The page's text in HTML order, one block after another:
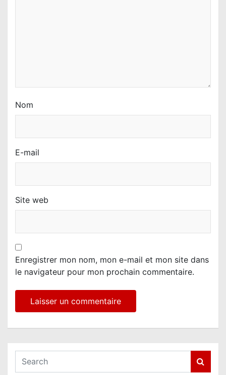
Nom
E-mail
Site web
Enregistrer mon nom, mon e-mail et mon site dans
le navigateur pour mon prochain commentaire.